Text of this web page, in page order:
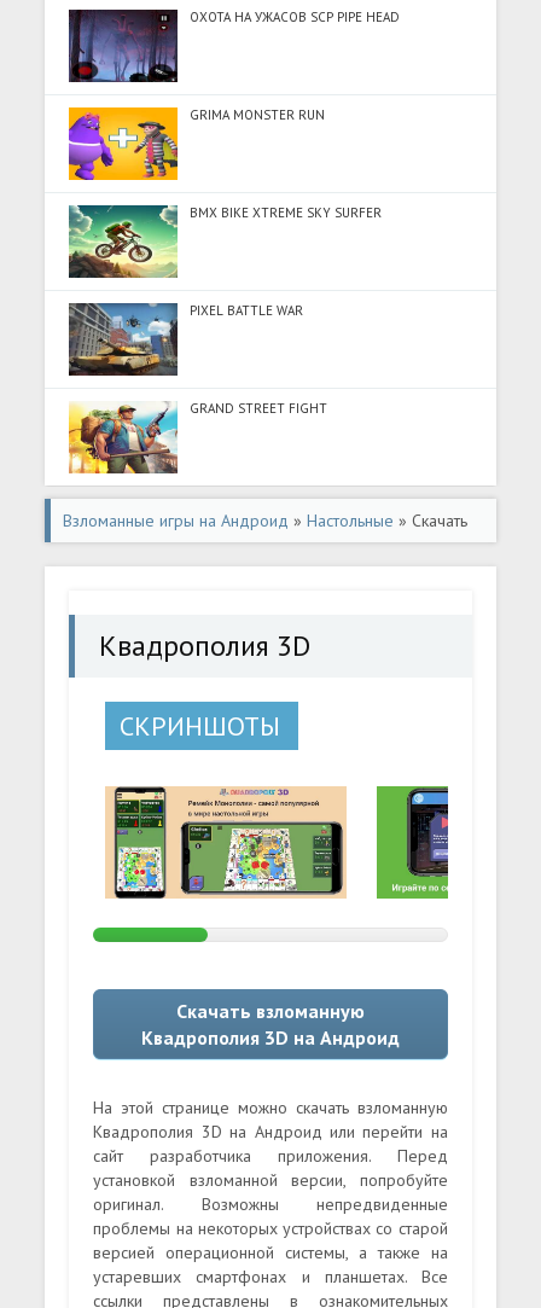
ОХОТА НА УЖАСОВ SCP PIPE HEAD
GRIMA MONSTER RUN
BMX BIKE XTREME SKY SURFER
PIXEL BATTLE WAR
GRAND STREET FIGHT
Взломанные игры на Андроид »Настольные » Скачать
Квадрополия 3D (Много монет) на Андроид
Квадрополия 3D
СКРИНШОТЫ
Скачать взломанную
Квадрополия 3D на Андроид
На этой странице можно скачать взломанную
Квадрополия 3D на Андроид или перейти на
сайт разработчика приложения. Перед
установкой взломанной версии, попробуйте
оригинал. Возможны непредвиденные
проблемы на некоторых устройствах со старой
версией операционной системы, а также на
устаревших смартфонах и планшетах. Все
ссылки представлены в ознакомительных